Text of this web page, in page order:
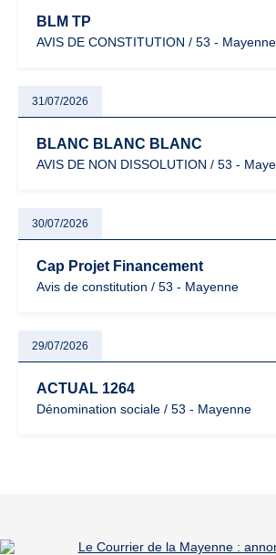
BLM TP
AVIS DE CONSTITUTION / 53 - Mayenne
31/07/2026
BLANC BLANC BLANC
AVIS DE NON DISSOLUTION / 53 -
30/07/2026
Cap Projet Financement
Avis de constitution / 53 - Mayenne
29/07/2026
ACTUAL 1264
Dénomination sociale / 53 - Mayenne